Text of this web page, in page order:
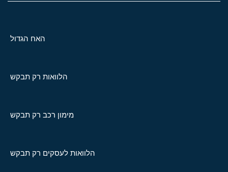
האח הגדול
הלוואות רק תבקש
מימון רכב רק תבקש
הלוואות לעסקים רק תבקש